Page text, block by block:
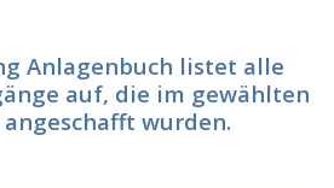
Anlagenbuch listet alle
auf, die im gewählten
wurden.